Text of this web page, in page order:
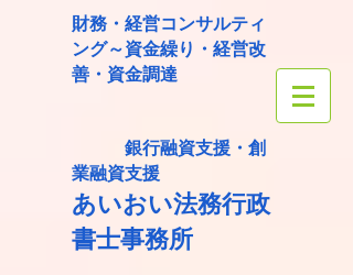
財務・経営コンサルティ
ング～資金繰り・経営改
善・資金調達
銀行融資支援・創
業融資支援
あいおい法務行政
書士事務所